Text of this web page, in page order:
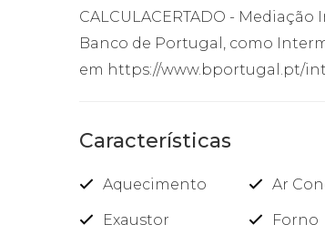
CALCULACERTADO -
Banco de Portugal, como
em https://www.bportugal.pt/
Características
Aquecimento Ar
Exaustor Forno